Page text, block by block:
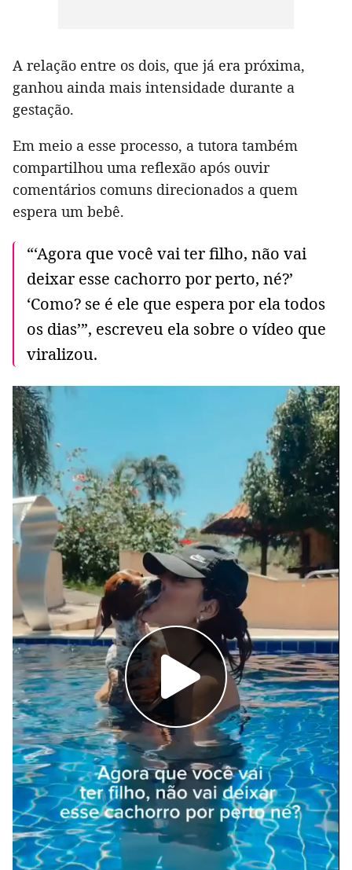
A relação entre os dois, que já era próxima,
ganhou ainda mais intensidade durante a
gestação.
Em meio a esse processo, a tutora também
compartilhou uma reflexão após ouvir
comentários comuns direcionados a quem
espera um bebê.
“‘Agora que você vai ter filho, não vai
deixar esse cachorro por perto, né?’
‘Como? se é ele que espera por ela todos
os dias’”, escreveu ela sobre o vídeo que
viralizou.